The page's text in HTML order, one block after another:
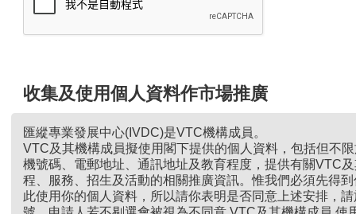
收集及使用個人資料作市場推廣
匯縱專業發展中心(IVDC)是VTC機構成員。
VTC及其機構成員擬使用閣下提供的個人資料，包括但不
機號碼、電郵地址、通訊地址及教育程度，提供有關VTC
程、服務、招生及活動的相關推廣資訊。惟我們必須先得
此使用你的個人資料，所以請你表明是否同意上述安排，